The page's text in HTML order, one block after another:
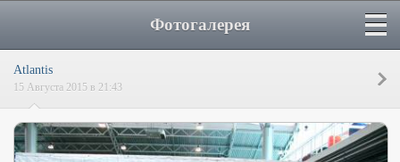
Фотогалерея
Atlantis
15 Августа 2015 в 21:43